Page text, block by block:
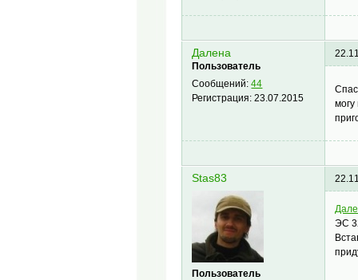
Далена
Пользователь
Сообщений:44
Регистрация:23.07.2015
Stas83
Пользователь
ЭС